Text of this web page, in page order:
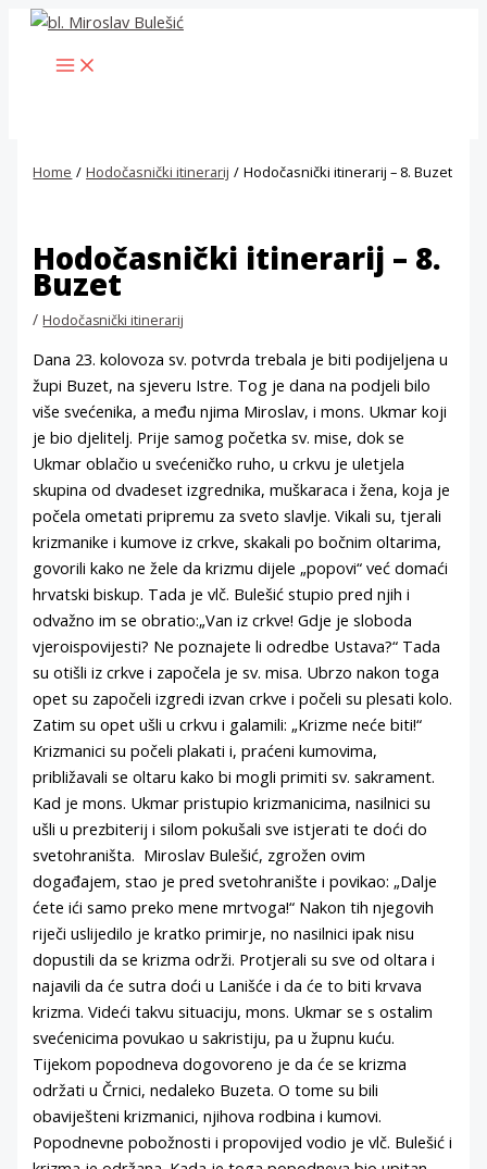
Skip
content
MAIN
MENU
Home Hodočasnički itinerarij Hodočasnički itinerarij – 8. Buzet
Hodočasnički itinerarij – 8.
Buzet
/ Hodočasnički itinerarij
Dana 23. kolovoza sv. potvrda trebala je biti podijeljena u
župi Buzet, na sjeveru Istre. Tog je dana na podjeli bilo
više svećenika, a među njima Miroslav, i mons. Ukmar koji
je bio djelitelj. Prije samog početka sv. mise, dok se
Ukmar oblačio u svećeničko ruho, u crkvu je uletjela
skupina od dvadeset izgrednika, muškaraca i žena, koja je
počela ometati pripremu za sveto slavlje. Vikali su, tjerali
krizmanike i kumove iz crkve, skakali po bočnim oltarima,
govorili kako ne žele da krizmu dijele „popovi“ već domaći
hrvatski biskup. Tada je vlč. Bulešić stupio pred njih i
odvažno im se obratio:„Van iz crkve! Gdje je sloboda
vjeroispovijesti? Ne poznajete li odredbe Ustava?“ Tada
su otišli iz crkve i započela je sv. misa. Ubrzo nakon toga
opet su započeli izgredi izvan crkve i počeli su plesati kolo.
Zatim su opet ušli u crkvu i galamili: „Krizme neće biti!“
Krizmanici su počeli plakati i, praćeni kumovima,
približavali se oltaru kako bi mogli primiti sv. sakrament.
Kad je mons. Ukmar pristupio krizmanicima, nasilnici su
ušli u prezbiterij i silom pokušali sve istjerati te doći do
svetohraništa. Miroslav Bulešić, zgrožen ovim
događajem, stao je pred svetohranište i povikao: „Dalje
ćete ići samo preko mene mrtvoga!“ Nakon tih njegovih
riječi uslijedilo je kratko primirje, no nasilnici ipak nisu
dopustili da se krizma održi. Protjerali su sve od oltara i
najavili da će sutra doći u Lanišće i da će to biti krvava
krizma. Videći takvu situaciju, mons. Ukmar se s ostalim
svećenicima povukao u sakristiju, pa u župnu kuću.
Tijekom popodneva dogovoreno je da će se krizma
održati u Črnici, nedaleko Buzeta. O tome su bili
obaviješteni krizmanici, njihova rodbina i kumovi.
Popodnevne pobožnosti i propovijed vodio je vlč. Bulešić i